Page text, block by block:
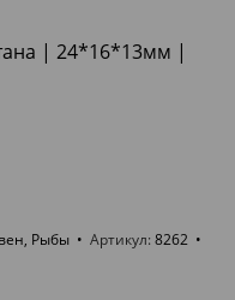
| 24*16*13мм |
Рыбы Артикул 8262